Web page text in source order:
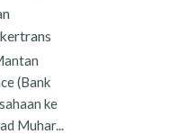
(Bank
ke
Muhar...